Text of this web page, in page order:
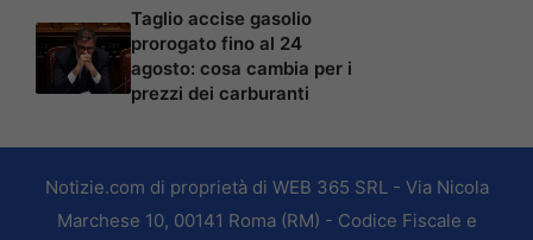
Taglio accise gasolio
prorogato fino al 24
agosto: cosa cambia per i
prezzi dei carburanti
Notizie.com di proprietà di WEB 365 SRL - Via Nicola
Marchese 10, 00141 Roma (RM) - Codice Fiscale e